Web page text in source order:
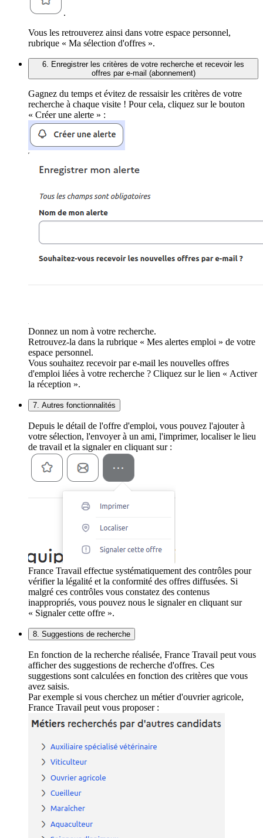
.
Vous les retrouverez ainsi dans votre espace personnel,
rubrique « Ma sélection d'offres ».
6. Enregistrer les critères de votre recherche et recevoir les
offres par e-mail (abonnement)
Gagnez du temps et évitez de ressaisir les critères de votre
recherche à chaque visite ! Pour cela, cliquez sur le bouton
« Créer une alerte » :
Donnez un nom à votre recherche.
Retrouvez-la dans la rubrique « Mes alertes emploi » de votre
espace personnel.
Vous souhaitez recevoir par e-mail les nouvelles offres
d'emploi liées à votre recherche ? Cliquez sur le lien « Activer
la réception ».
7. Autres fonctionnalités
Depuis le détail de l'offre d'emploi, vous pouvez l'ajouter à
votre sélection, l'envoyer à un ami, l'imprimer, localiser le lieu
de travail et la signaler en cliquant sur :
France Travail effectue systématiquement des contrôles pour
vérifier la légalité et la conformité des offres diffusées. Si
malgré ces contrôles vous constatez des contenus
inappropriés, vous pouvez nous le signaler en cliquant sur
« Signaler cette offre ».
8. Suggestions de recherche
En fonction de la recherche réalisée, France Travail peut vous
afficher des suggestions de recherche d'offres. Ces
suggestions sont calculées en fonction des critères que vous
avez saisis.
Par exemple si vous cherchez un métier d'ouvrier agricole,
France Travail peut vous proposer :